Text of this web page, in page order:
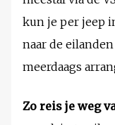
kun je per jeep
naar de
meerdaags
Zo reis je weg